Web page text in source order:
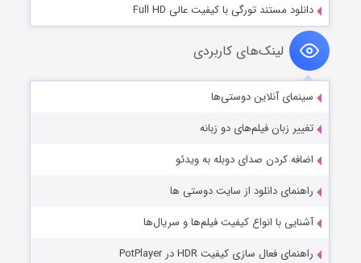
دانلود مستند تورگی با کیفیت عالی Full HD
لینک‌های کاربردی
سینمای آنلاین دوستی‌ها
تغییر زبان فیلم‌های دو زبانه
اضافه کردن صدای دوبله به ویدئو
راهنمای دانلود از سایت دوستی ها
آشنایی با انواع کیفیت فیلم‌ها و سریال‌ها
راهنمای فعال سازی کیفیت HDR در PotPlayer